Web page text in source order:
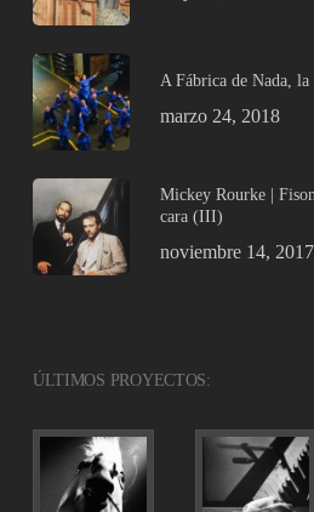
A Fábrica de Nada,
marzo 24, 2018
Mickey Rourke |
cara (III)
noviembre 14, 2017
ÚLTIMOS PROYECTOS: